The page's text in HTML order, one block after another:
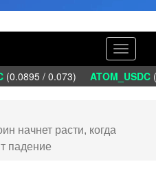
Toggle
/ 0.073) ATOM_USDC
начнет расти, когда
падение